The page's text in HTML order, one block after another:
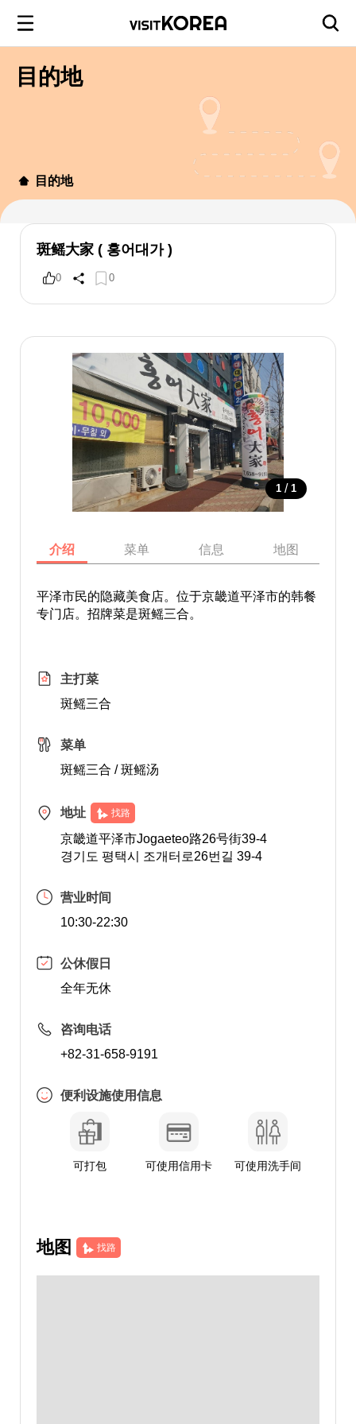
目的地
目的地
斑鳐大家 ( 홍어대가 )
0 0
1 / 1
介绍 菜单 信息 地图
平泽市民的隐藏美食店。位于京畿道平泽市的韩餐
专门店。招牌菜是斑鳐三合。
主打菜
斑鳐三合
菜单
斑鳐三合 / 斑鳐汤
地址 找路
京畿道平泽市Jogaeteo路26号街39-4
경기도 평택시 조개터로26번길 39-4
营业时间
10:30-22:30
公休假日
全年无休
咨询电话
+82-31-658-9191
便利设施使用信息
可打包 可使用信用卡 可使用洗手间
地图 找路